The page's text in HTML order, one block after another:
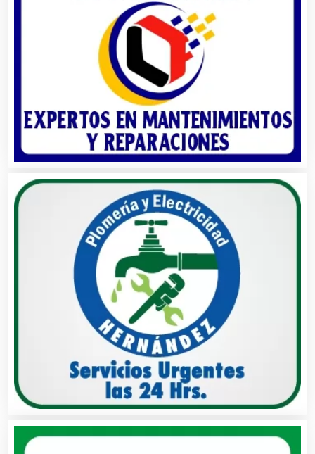
Aseguradoras
Asesores Técnicos
Asesoría Fiscal
Asociaciones Civiles
Asociaciones Empresariales
Audio, Sonido e Iluminación
Audios para Eventos